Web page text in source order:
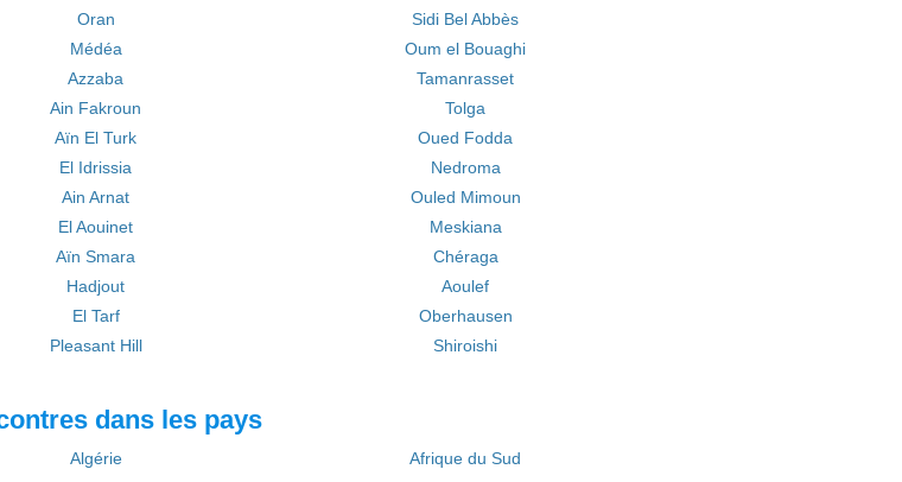
Oran
Sidi Bel Abbès
Médéa
Oum el Bouaghi
Azzaba
Tamanrasset
Ain Fakroun
Tolga
Aïn El Turk
Oued Fodda
El Idrissia
Nedroma
Ain Arnat
Ouled Mimoun
El Aouinet
Meskiana
Aïn Smara
Chéraga
Hadjout
Aoulef
El Tarf
Oberhausen
Pleasant Hill Shiroishi
dans les pays
Algérie
Afrique du Sud